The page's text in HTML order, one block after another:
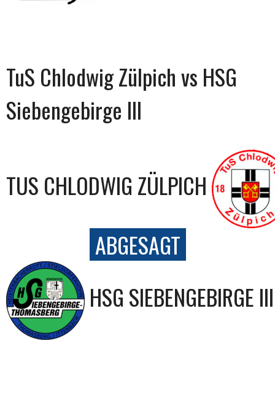
TuS Chlodwig Zülpich vs HSG
Siebengebirge III
TUS CHLODWIG ZÜLPICH
ABGESAGT
HSG SIEBENGEBIRGE III